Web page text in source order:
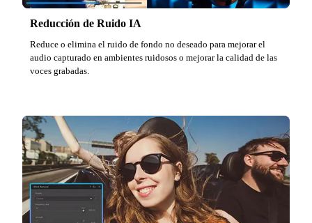
Reducción de Ruido IA
Reduce o elimina el ruido de fondo no deseado para mejorar el
audio capturado en ambientes ruidosos o mejorar la calidad de las
voces grabadas.